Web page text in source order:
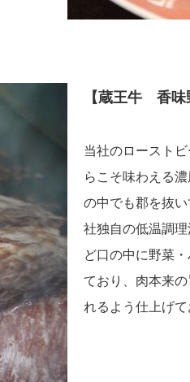
【蔵王牛 香味
当社のロースト
らこそ味わえる
の中でも郡を抜
社独自の低温調
ど口の中に野菜
ており、肉本来
れるよう仕上げて